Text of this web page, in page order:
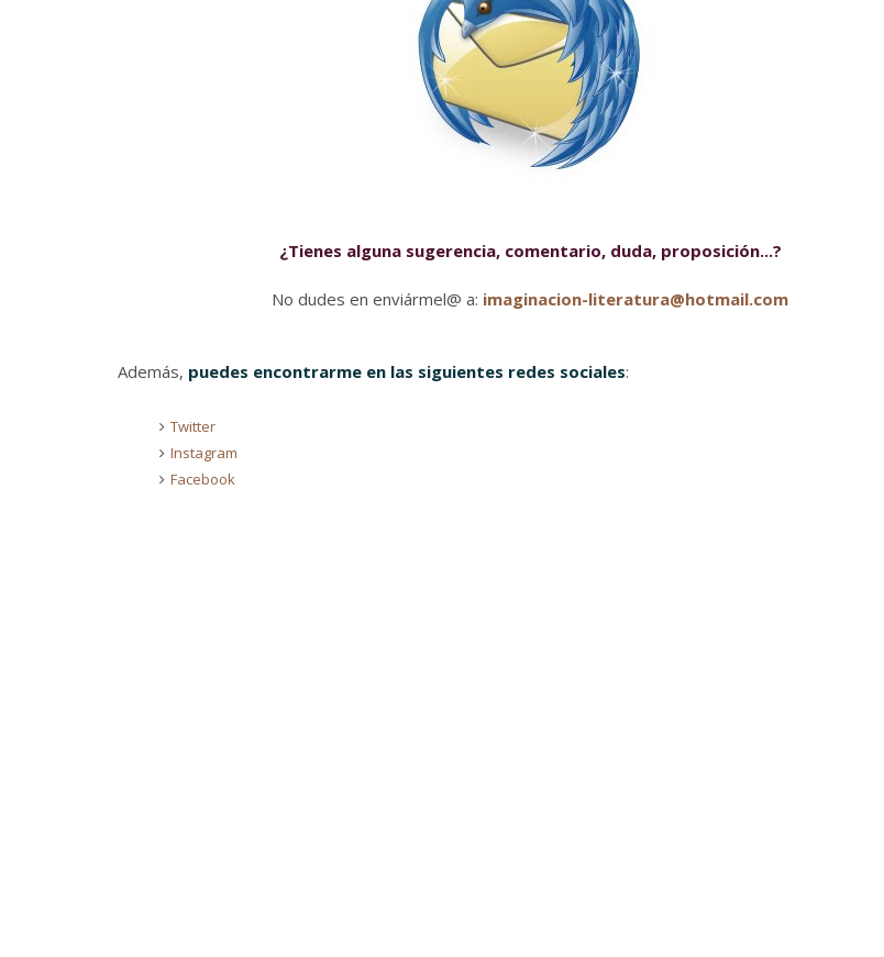
¿Tienes alguna sugerencia, comentario, duda, proposición...?
No dudes en enviármel@ a: imaginacion-literatura@hotmail.com
Además, puedes encontrarme en las siguientes redes sociales:
Twitter
Instagram
Facebook